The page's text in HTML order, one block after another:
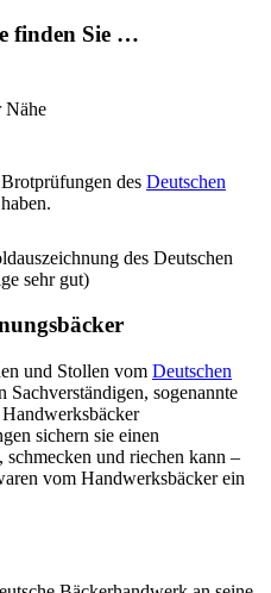
finden Sie …
Nähe
des Deutschen
des Deutschen
sehr gut)
und Stollen vom Deutschen
sogenannte
sichern sie einen
schmecken und riechen kann –
vom Handwerksbäcker ein